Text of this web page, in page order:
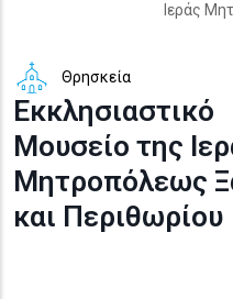
Ιεράς
Θρησκεία
Εκκλησιαστικό
Μουσείο της
Μητροπόλεως
και Περιθωρίου